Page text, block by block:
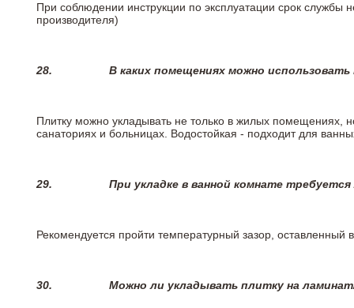
При соблюдении инструкции по эксплуатации срок
производителя)
28. В каких помещениях можно
Плитку можно укладывать не только в жилых помещениях,
санаториях и больницах. Водостойкая - подходит для
29. При укладке в ванной комнате
Рекомендуется пройти температурный зазор,
30. Можно ли укладывать плитку на